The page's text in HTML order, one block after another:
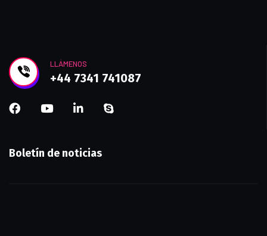
LLÁMENOS
+44 7341 741087
Boletín de noticias